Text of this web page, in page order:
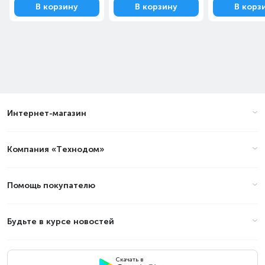
В корзину В корзину В
Интернет-магазин
Компания «Технодом»
Помощь покупателю
Будьте в курсе новостей
Скачать в